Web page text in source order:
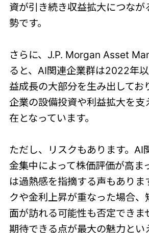
資が引き続き収益拡大につなが
勢です。
さらに、J.P. Morgan Asset
ると、AI関連企業群は2022年
益成長の大部分を生み出してお
企業の設備投資や利益拡大を支
在となっています。
ただし、リスクもあります。AI
金集中によって株価評価が高ま
は過熱感を指摘する声もありま
クや金利上昇が重なった場合、
面が訪れる可能性も否定できま
期待できる点が最大の魅力とい